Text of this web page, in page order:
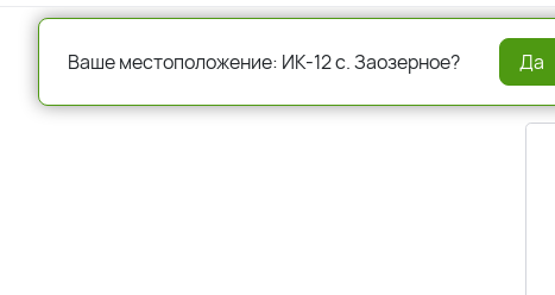
Ваше местоположение: ИК-12 с. Заозерное? Да